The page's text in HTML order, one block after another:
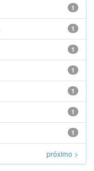
1
1
1
1
1
1
1
próximo >